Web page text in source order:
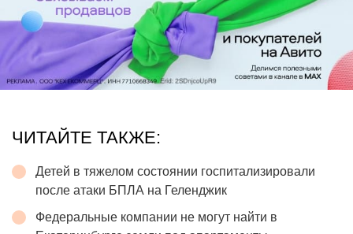
ЧИТАЙТЕ ТАКЖЕ:
Детей в тяжелом состоянии госпитализировали
после атаки БПЛА на Геленджик
Федеральные компании не могут найти в